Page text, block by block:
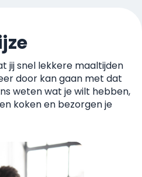
jij snel lekkere maaltijden
door kan gaan met dat
weten wat je wilt hebben,
kokenen bezorgen je